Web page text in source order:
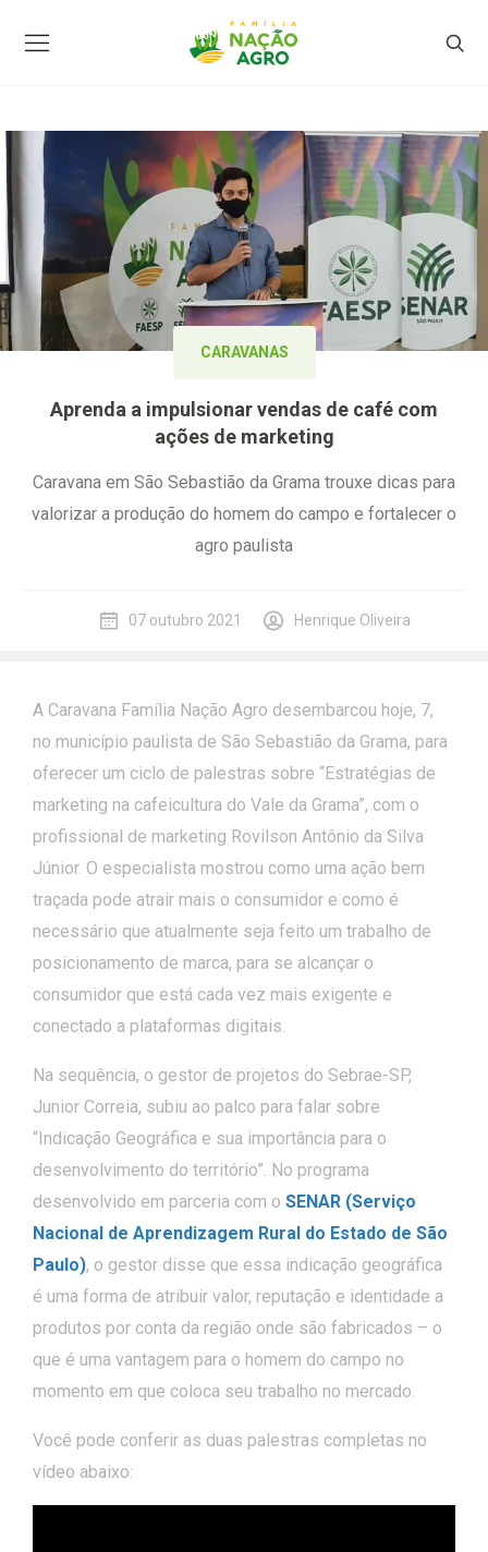
CARAVANAS
Aprenda a impulsionar vendas de café com
ações de marketing
Caravana em São Sebastião da Grama trouxe dicas para
valorizar a produção do homem do campo e fortalecer o
agro paulista
07 outubro 2021 Henrique Oliveira
A Caravana Família Nação Agro desembarcou hoje, 7,
no município paulista de São Sebastião da Grama, para
oferecer um ciclo de palestras sobre “Estratégias de
marketing na cafeicultura do Vale da Grama”, com o
profissional de marketing Rovilson Antônio da Silva
Júnior. O especialista mostrou como uma ação bem
traçada pode atrair mais o consumidor e como é
necessário que atualmente seja feito um trabalho de
posicionamento de marca, para se alcançar o
consumidor que está cada vez mais exigente e
conectado a plataformas digitais.
Na sequência, o gestor de projetos do Sebrae-SP,
Junior Correia, subiu ao palco para falar sobre
“Indicação Geográfica e sua importância para o
desenvolvimento do território”. No programa
desenvolvido em parceria com o SENAR (Serviço
Nacional de Aprendizagem Rural do Estado de São
Paulo), o gestor disse que essa indicação geográfica
é uma forma de atribuir valor, reputação e identidade a
produtos por conta da região onde são fabricados – o
que é uma vantagem para o homem do campo no
momento em que coloca seu trabalho no mercado.
Você pode conferir as duas palestras completas no
vídeo abaixo: